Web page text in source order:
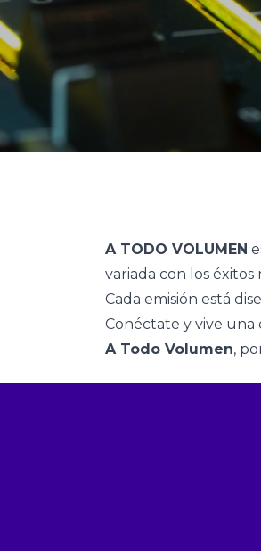
A TODO VOLUMEN
variada con los
Cada emisión está
Conéctate y vive una
A Todo Volumen,